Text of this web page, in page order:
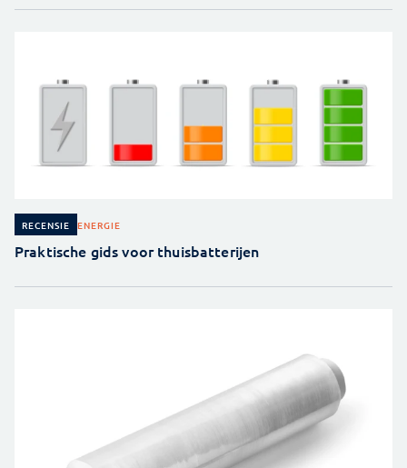
RECENSIE ENERGIE
Praktische gids voor thuisbatterijen